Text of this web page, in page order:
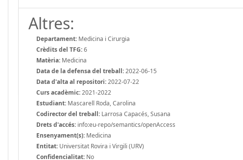
Altres:
Departament: Medicina i Cirurgia
Crèdits del TFG:6
Matèria: Medicina
Data de la defensa del treball:2022-06-15
Data d'alta al repositori:2022-07-22
Curs acadèmic:2021-2022
Estudiant: Mascarell Roda, Carolina
Codirector del treball: Larrosa Capacés, Susana
Drets d'accés: info:eu-repo/semantics/openAccess
Ensenyament(s): Medicina
Entitat: Universitat Rovira i Virgili (URV)
Confidencialitat: No